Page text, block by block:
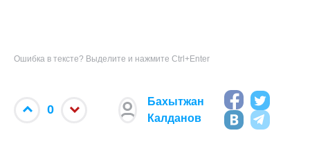
Ошибка в тексте? Выделите и нажмите Ctrl+Enter
0
Бахытжан
Калданов